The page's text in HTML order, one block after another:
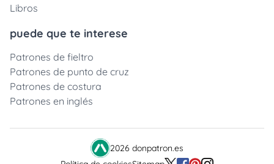
Libros
puede que te interese
Patrones de fieltro
Patrones de punto de cruz
Patrones de costura
Patrones en inglés
2026 donpatron.es